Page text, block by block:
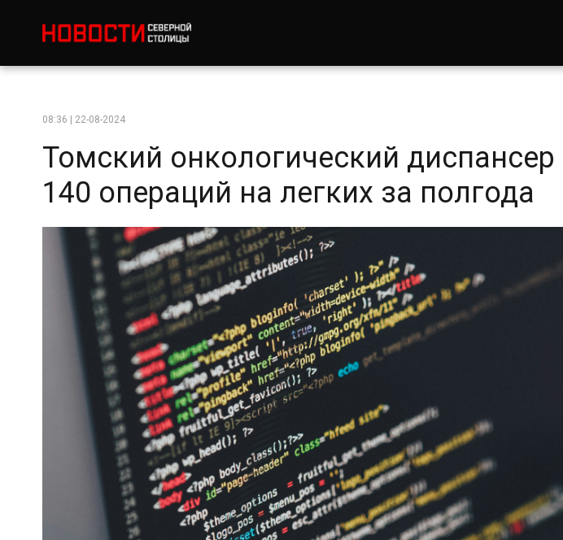
08:36 | 22-08-2024
Томский онкологический диспансер
140 операций на легких за полгода